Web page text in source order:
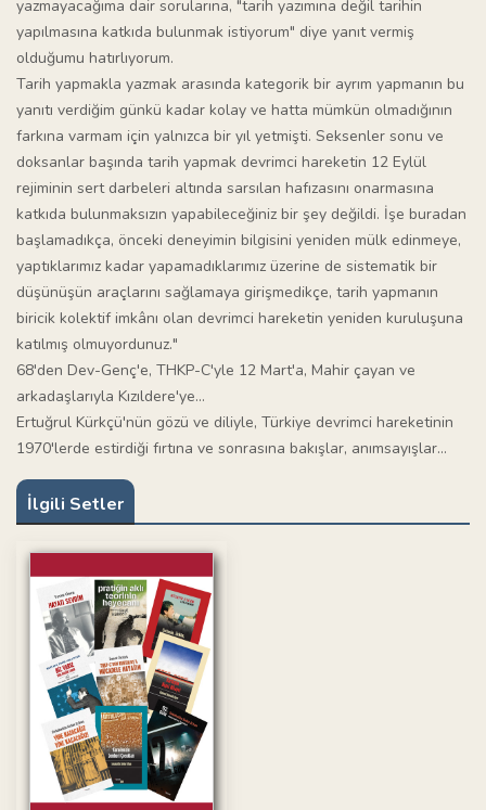
yazmayacağıma dair sorularına, "tarih yazımına değil tarihin
yapılmasına katkıda bulunmak istiyorum" diye yanıt vermiş
olduğumu hatırlıyorum.
Tarih yapmakla yazmak arasında kategorik bir ayrım yapmanın bu
yanıtı verdiğim günkü kadar kolay ve hatta mümkün olmadığının
farkına varmam için yalnızca bir yıl yetmişti. Seksenler sonu ve
doksanlar başında tarih yapmak devrimci hareketin 12 Eylül
rejiminin sert darbeleri altında sarsılan hafızasını onarmasına
katkıda bulunmaksızın yapabileceğiniz bir şey değildi. İşe buradan
başlamadıkça, önceki deneyimin bilgisini yeniden mülk edinmeye,
yaptıklarımız kadar yapamadıklarımız üzerine de sistematik bir
düşünüşün araçlarını sağlamaya girişmedikçe, tarih yapmanın
biricik kolektif imkânı olan devrimci hareketin yeniden kuruluşuna
katılmış olmuyordunuz."
68'den Dev-Genç'e, THKP-C'yle 12 Mart'a, Mahir çayan ve
arkadaşlarıyla Kızıldere'ye...
Ertuğrul Kürkçü'nün gözü ve diliyle, Türkiye devrimci hareketinin
1970'lerde estirdiği fırtına ve sonrasına bakışlar, anımsayışlar...
İlgili Setler